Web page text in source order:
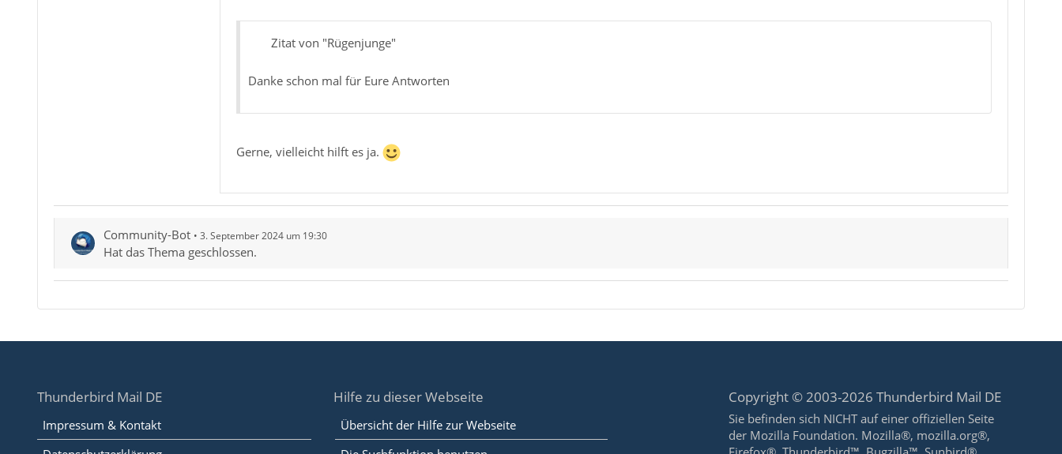
Zitat von "Rügenjunge"
Danke schon mal für Eure Antworten
Gerne, vielleicht hilft es ja.
Community-Bot 3. September 2024 um 19:30
Hat das Thema geschlossen.
Thunderbird Mail DE
Impressum & Kontakt
Hilfe zu dieser Webseite
Übersicht der Hilfe zur Webseite
Copyright © 2003-2026 Thunderbird Mail DE
Sie befinden sich NICHT auf einer offiziellen Seite
der Mozilla Foundation. Mozilla®, mozilla.org®,